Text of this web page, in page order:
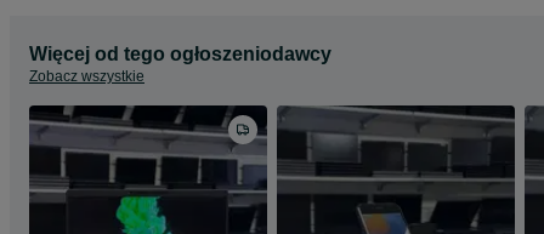
Złącza:
-USB 3.2 typ A Gen 1,
-minijack 3,5 mm (audio)
-
-
Rozmawiamy w języku Polskim, English, Русский
Więcej od tego ogłoszeniodawcy
Zobacz wszystkie